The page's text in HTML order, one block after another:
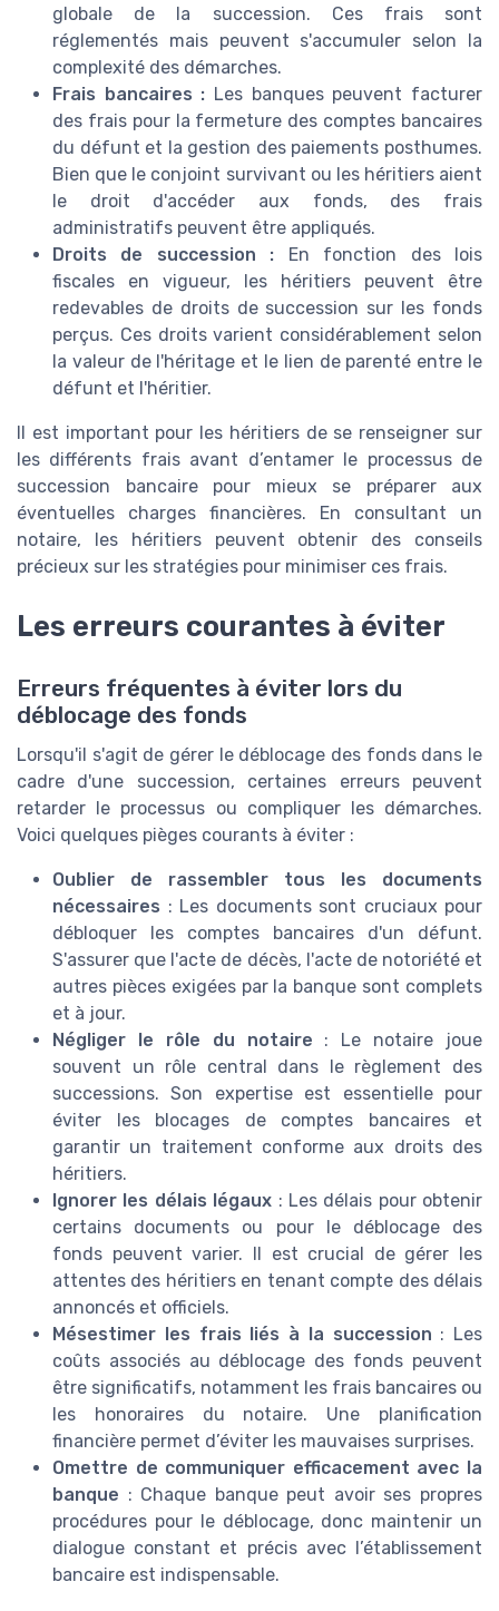
globale de la succession. Ces frais sont
réglementés mais peuvent s'accumuler selon la
complexité des démarches.
Frais bancaires : Les banques peuvent facturer
des frais pour la fermeture des comptes bancaires
du défunt et la gestion des paiements posthumes.
Bien que le conjoint survivant ou les héritiers aient
le droit d'accéder aux fonds, des frais
administratifs peuvent être appliqués.
Droits de succession : En fonction des lois
fiscales en vigueur, les héritiers peuvent être
redevables de droits de succession sur les fonds
perçus. Ces droits varient considérablement selon
la valeur de l'héritage et le lien de parenté entre le
défunt et l'héritier.
Il est important pour les héritiers de se renseigner sur
les différents frais avant d’entamer le processus de
succession bancaire pour mieux se préparer aux
éventuelles charges financières. En consultant un
notaire, les héritiers peuvent obtenir des conseils
précieux sur les stratégies pour minimiser ces frais.
Les erreurs courantes à éviter
Erreurs fréquentes à éviter lors du
déblocage des fonds
Lorsqu'il s'agit de gérer le déblocage des fonds dans le
cadre d'une succession, certaines erreurs peuvent
retarder le processus ou compliquer les démarches.
Voici quelques pièges courants à éviter :
Oublier de rassembler tous les documents
nécessaires : Les documents sont cruciaux pour
débloquer les comptes bancaires d'un défunt.
S'assurer que l'acte de décès, l'acte de notoriété et
autres pièces exigées par la banque sont complets
et à jour.
Négliger le rôle du notaire : Le notaire joue
souvent un rôle central dans le règlement des
successions. Son expertise est essentielle pour
éviter les blocages de comptes bancaires et
garantir un traitement conforme aux droits des
héritiers.
Ignorer les délais légaux : Les délais pour obtenir
certains documents ou pour le déblocage des
fonds peuvent varier. Il est crucial de gérer les
attentes des héritiers en tenant compte des délais
annoncés et officiels.
Mésestimer les frais liés à la succession : Les
coûts associés au déblocage des fonds peuvent
être significatifs, notamment les frais bancaires ou
les honoraires du notaire. Une planification
financière permet d’éviter les mauvaises surprises.
Omettre de communiquer efficacement avec la
banque : Chaque banque peut avoir ses propres
procédures pour le déblocage, donc maintenir un
dialogue constant et précis avec l’établissement
bancaire est indispensable.